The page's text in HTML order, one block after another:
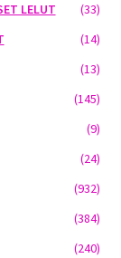
LELUT
(33)
(14)
(13)
(145)
(9)
(24)
(932)
(384)
(240)